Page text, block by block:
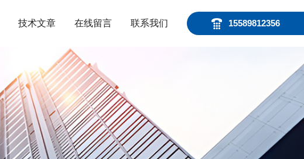
15589812356
技术文章 在线留言 联系我们